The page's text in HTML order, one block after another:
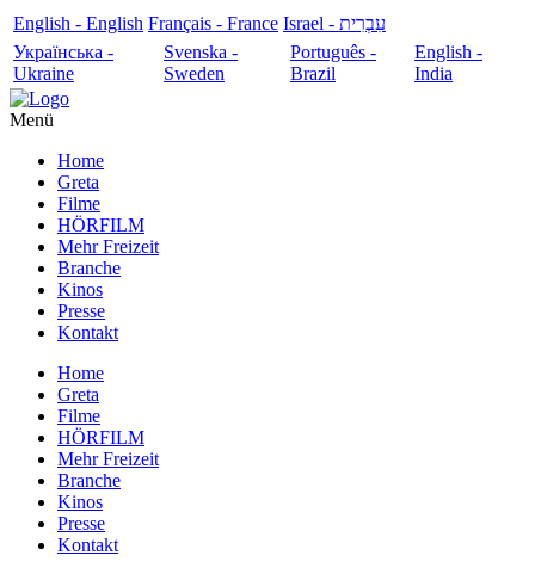
English - English Français - France
עִבְרִית - Israel
Українська -
Ukraine
Svenska -
Sweden
Português -
Brazil
English -
India
Menü
Home
Greta
Filme
HÖRFILM
Mehr Freizeit
Branche
Kinos
Presse
Kontakt
Home
Greta
Filme
HÖRFILM
Mehr Freizeit
Branche
Kinos
Presse
Kontakt